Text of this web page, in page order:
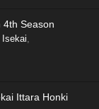
4th Season
Isekai,
Ittara Honki